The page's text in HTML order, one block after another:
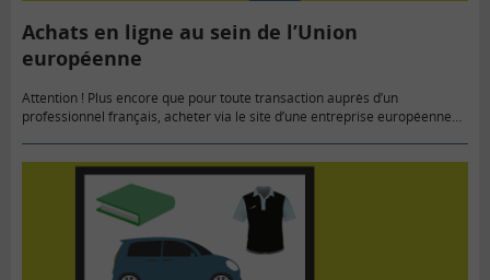
Achats en ligne au sein de l’Union
européenne
Attention ! Plus encore que pour toute transaction auprès d’un
professionnel français, acheter via le site d’une entreprise européenne